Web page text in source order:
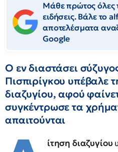
Μάθε πρώτος όλες
ειδήσεις. Βάλε το
αποτελέσματα
Google
Ο εν διαστάσει
Πισπιρίγκου υπέβαλε
διαζυγίου, αφού
συγκέντρωσε τα
απαιτούνται
ίτηση διαζυγίου